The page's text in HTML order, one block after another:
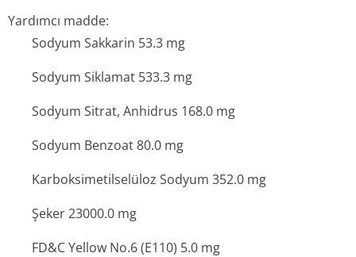
Yardımcı madde:
Sodyum Sakkarin 53.3 mg
Sodyum Siklamat 533.3 mg
Sodyum Sitrat, Anhidrus 168.0 mg
Sodyum Benzoat 80.0 mg
Karboksimetil­selüloz Sodyum 352.0 mg
Şeker 23000.0 mg
FD&C Yellow No.6 (E110) 5.0 mg